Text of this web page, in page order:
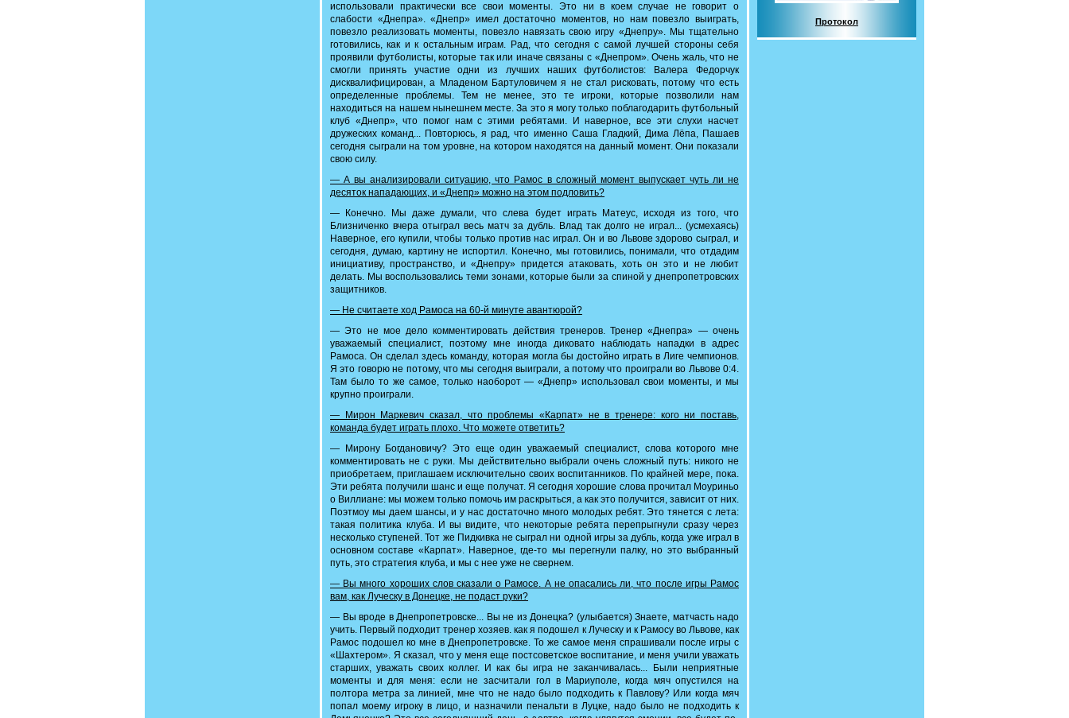
использовали практически все свои моменты. Это ни в коем случае не говорит о
слабости «Днепра». «Днепр» имел достаточно моментов, но нам повезло выиграть,
повезло реализовать моменты, повезло навязать свою игру «Днепру». Мы тщательно
готовились, как и к остальным играм. Рад, что сегодня с самой лучшей стороны себя
проявили футболисты, которые так или иначе связаны с «Днепром». Очень жаль, что не
смогли принять участие одни из лучших наших футболистов: Валера Федорчук
дисквалифицирован, а Младеном Бартуловичем я не стал рисковать, потому что есть
определенные проблемы. Тем не менее, это те игроки, которые позволили нам
находиться на нашем нынешнем месте. За это я могу только поблагодарить футбольный
клуб «Днепр», что помог нам с этими ребятами. И наверное, все эти слухи насчет
дружеских команд... Повторюсь, я рад, что именно Саша Гладкий, Дима Лёпа, Пашаев
сегодня сыграли на том уровне, на котором находятся на данный момент. Они показали
свою силу.
— А вы анализировали ситуацию, что Рамос в сложный момент выпускает чуть ли не
десяток нападающих, и «Днепр» можно на этом подловить?
— Конечно. Мы даже думали, что слева будет играть Матеус, исходя из того, что
Близниченко вчера отыграл весь матч за дубль. Влад так долго не играл... (усмехаясь)
Наверное, его купили, чтобы только против нас играл. Он и во Львове здорово сыграл, и
сегодня, думаю, картину не испортил. Конечно, мы готовились, понимали, что отдадим
инициативу, пространство, и «Днепру» придется атаковать, хоть он это и не любит
делать. Мы воспользовались теми зонами, которые были за спиной у днепропетровских
защитников.
— Не считаете ход Рамоса на 60-й минуте авантюрой?
— Это не мое дело комментировать действия тренеров. Тренер «Днепра» — очень
уважаемый специалист, поэтому мне иногда диковато наблюдать нападки в адрес
Рамоса. Он сделал здесь команду, которая могла бы достойно играть в Лиге чемпионов.
Я это говорю не потому, что мы сегодня выиграли, а потому что проиграли во Львове 0:4.
Там было то же самое, только наоборот — «Днепр» использовал свои моменты, и мы
крупно проиграли.
— Мирон Маркевич сказал, что проблемы «Карпат» не в тренере: кого ни поставь,
команда будет играть плохо. Что можете ответить?
— Мирону Богдановичу? Это еще один уважаемый специалист, слова которого мне
комментировать не с руки. Мы действительно выбрали очень сложный путь: никого не
приобретаем, приглашаем исключительно своих воспитанников. По крайней мере, пока.
Эти ребята получили шанс и еще получат. Я сегодня хорошие слова прочитал Моуриньо
о Виллиане: мы можем только помочь им раскрыться, а как это получится, зависит от них.
Поэтмоу мы даем шансы, и у нас достаточно много молодых ребят. Это тянется с лета:
такая политика клуба. И вы видите, что некоторые ребята перепрыгнули сразу через
несколько ступеней. Тот же Пидкивка не сыграл ни одной игры за дубль, когда уже играл в
основном составе «Карпат». Наверное, где-то мы перегнули палку, но это выбранный
путь, это стратегия клуба, и мы с нее уже не свернем.
— Вы много хороших слов сказали о Рамосе. А не опасались ли, что после игры Рамос
вам, как Луческу в Донецке, не подаст руки?
— Вы вроде в Днепропетровске... Вы не из Донецка? (улыбается) Знаете, матчасть надо
учить. Первый подходит тренер хозяев. как я подошел к Луческу и к Рамосу во Львове, как
Рамос подошел ко мне в Днепропетровске. То же самое меня спрашивали после игры с
«Шахтером». Я сказал, что у меня еще постсоветское воспитание, и меня учили уважать
старших, уважать своих коллег. И как бы игра не заканчивалась... Были неприятные
моменты и для меня: если не засчитали гол в Мариуполе, когда мяч опустился на
полтора метра за линией, мне что не надо было подходить к Павлову? Или когда мяч
попал моему игроку в лицо, и назначили пенальти в Луцке, надо было не подходить к
Протокол